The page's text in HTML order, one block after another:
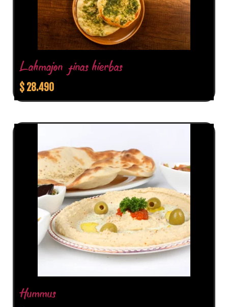
Lahmajon finas hierbas
$ 28.490
Hummus